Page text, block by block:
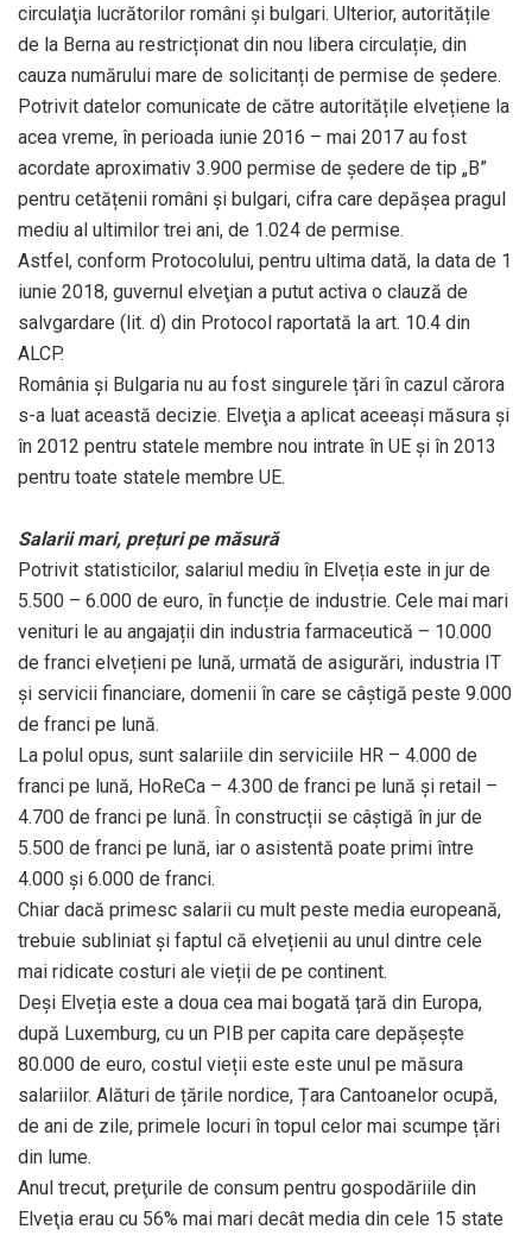
circulaţia lucrătorilor români şi bulgari. Ulterior, autoritățile
de la Berna au restricționat din nou libera circulație, din
cauza numărului mare de solicitanți de permise de ședere.
Potrivit datelor comunicate de către autoritățile elvețiene la
acea vreme, în perioada iunie 2016 – mai 2017 au fost
acordate aproximativ 3.900 permise de ședere de tip „B”
pentru cetățenii români și bulgari, cifra care depășea pragul
mediu al ultimilor trei ani, de 1.024 de permise.
Astfel, conform Protocolului, pentru ultima dată, la data de 1
iunie 2018, guvernul elveţian a putut activa o clauză de
salvgardare (lit. d) din Protocol raportată la art. 10.4 din
ALCP.
România și Bulgaria nu au fost singurele țări în cazul cărora
s-a luat această decizie. Elveţia a aplicat aceeași măsura și
în 2012 pentru statele membre nou intrate în UE şi în 2013
pentru toate statele membre UE.
Salarii mari, prețuri pe măsură
Potrivit statisticilor, salariul mediu în Elveția este in jur de
5.500 – 6.000 de euro, în funcție de industrie. Cele mai mari
venituri le au angajații din industria farmaceutică – 10.000
de franci elvețieni pe lună, urmată de asigurări, industria IT
și servicii financiare, domenii în care se câștigă peste 9.000
de franci pe lună.
La polul opus, sunt salariile din serviciile HR – 4.000 de
franci pe lună, HoReCa – 4.300 de franci pe lună și retail –
4.700 de franci pe lună. În construcții se câștigă în jur de
5.500 de franci pe lună, iar o asistentă poate primi între
4.000 și 6.000 de franci.
Chiar dacă primesc salarii cu mult peste media europeană,
trebuie subliniat și faptul că elvețienii au unul dintre cele
mai ridicate costuri ale vieții de pe continent.
Deși Elveția este a doua cea mai bogată țară din Europa,
după Luxemburg, cu un PIB per capita care depășește
80.000 de euro, costul vieții este este unul pe măsura
salariilor. Alături de țările nordice, Țara Cantoanelor ocupă,
de ani de zile, primele locuri în topul celor mai scumpe țări
din lume.
Anul trecut, preţurile de consum pentru gospodăriile din
Elveţia erau cu 56% mai mari decât media din cele 15 state